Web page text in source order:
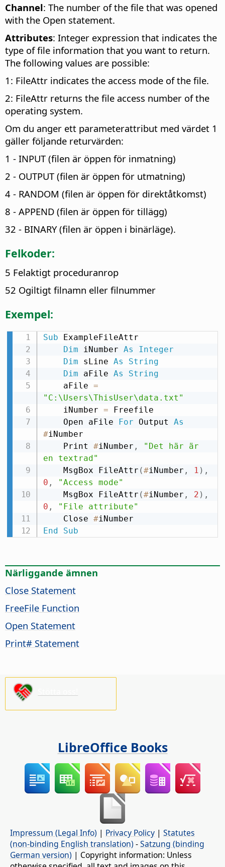
Channel: The number of the file that was opened
with the Open statement.
Attributes: Integer expression that indicates the
type of file information that you want to return.
The following values are possible:
1: FileAttr indicates the access mode of the file.
2: FileAttr returns the file access number of the
operating system.
Om du anger ett parameterattribut med värdet 1
gäller följande returvärden:
1 - INPUT (filen är öppen för inmatning)
2 - OUTPUT (filen är öppen för utmatning)
4 - RANDOM (filen är öppen för direktåtkomst)
8 - APPEND (filen är öppen för tillägg)
32 - BINARY (filen är öppen i binärläge).
Felkoder:
5 Felaktigt proceduranrop
52 Ogiltigt filnamn eller filnummer
Exempel:
Sub ExampleFileAttr
Dim iNumber As
Integer
Dim sLine As
String
Dim aFile As
String
    aFile
=
"C:\Users\ThisUser\data.txt"
    iNumber
= Freefile
    Open aFile
For Output As
#iNumber
    Print
#iNumber ,
"Det här är
en textrad"
    MsgBox FileAttr
(#iNumber , 1 ) ,
0 ,
"Access mode"
    MsgBox FileAttr
(#iNumber , 2 ) ,
0 ,
"File attribute"
    Close
#
End
Sub
Närliggande ämnen
Close Statement
FreeFile Function
Open Statement
Print# Statement
LibreOffice Books
Impressum (Legal Info) | Privacy Policy | Statutes
(non-binding English translation) -Satzung (binding
German version) | Copyright information: Unless